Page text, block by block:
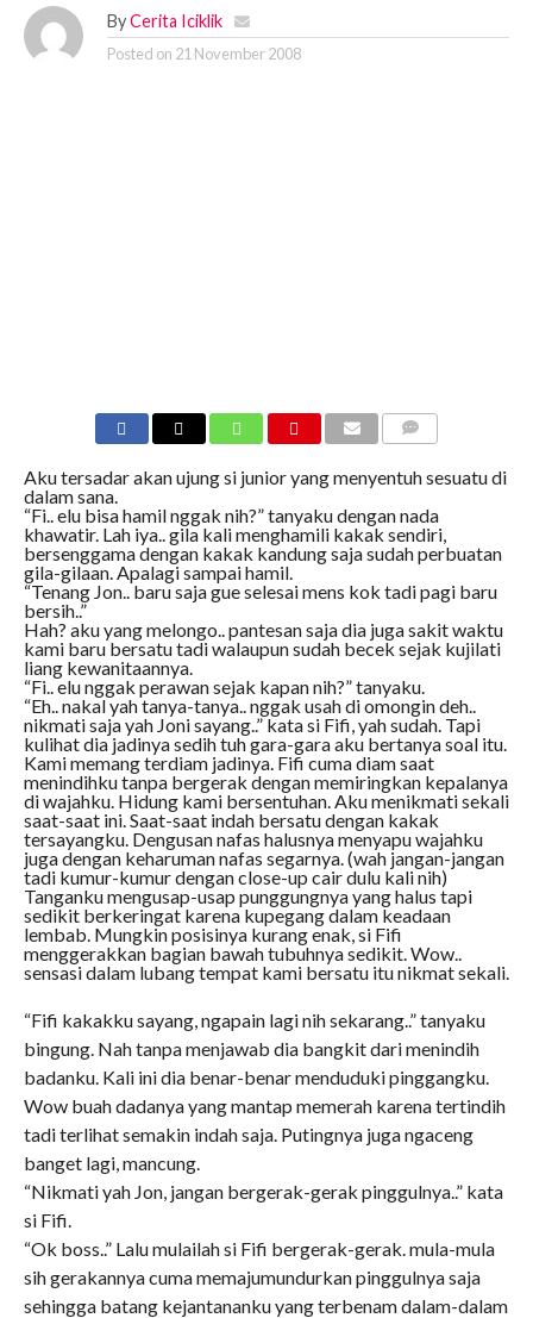
By Cerita Iciklik
Posted on 21 November 2008
Aku tersadar akan ujung si junior yang menyentuh sesuatu di
dalam sana.
“Fi.. elu bisa hamil nggak nih?” tanyaku dengan nada
khawatir. Lah iya.. gila kali menghamili kakak sendiri,
bersenggama dengan kakak kandung saja sudah perbuatan
gila-gilaan. Apalagi sampai hamil.
“Tenang Jon.. baru saja gue selesai mens kok tadi pagi baru
bersih..”
Hah? aku yang melongo.. pantesan saja dia juga sakit waktu
kami baru bersatu tadi walaupun sudah becek sejak kujilati
liang kewanitaannya.
“Fi.. elu nggak perawan sejak kapan nih?” tanyaku.
“Eh.. nakal yah tanya-tanya.. nggak usah di omongin deh..
nikmati saja yah Joni sayang..” kata si Fifi, yah sudah. Tapi
kulihat dia jadinya sedih tuh gara-gara aku bertanya soal itu.
Kami memang terdiam jadinya. Fifi cuma diam saat
menindihku tanpa bergerak dengan memiringkan kepalanya
di wajahku. Hidung kami bersentuhan. Aku menikmati sekali
saat-saat ini. Saat-saat indah bersatu dengan kakak
tersayangku. Dengusan nafas halusnya menyapu wajahku
juga dengan keharuman nafas segarnya. (wah jangan-jangan
tadi kumur-kumur dengan close-up cair dulu kali nih)
Tanganku mengusap-usap punggungnya yang halus tapi
sedikit berkeringat karena kupegang dalam keadaan
lembab. Mungkin posisinya kurang enak, si Fifi
menggerakkan bagian bawah tubuhnya sedikit. Wow..
sensasi dalam lubang tempat kami bersatu itu nikmat sekali.
“Fifi kakakku sayang, ngapain lagi nih sekarang..” tanyaku
bingung. Nah tanpa menjawab dia bangkit dari menindih
badanku. Kali ini dia benar-benar menduduki pinggangku.
Wow buah dadanya yang mantap memerah karena tertindih
tadi terlihat semakin indah saja. Putingnya juga ngaceng
banget lagi, mancung.
“Nikmati yah Jon, jangan bergerak-gerak pinggulnya..” kata
si Fifi.
“Ok boss..” Lalu mulailah si Fifi bergerak-gerak. mula-mula
sih gerakannya cuma memajumundurkan pinggulnya saja
sehingga batang kejantananku yang terbenam dalam-dalam